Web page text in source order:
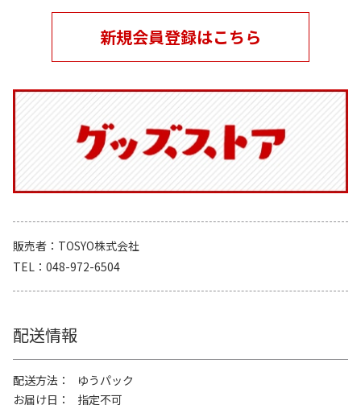
新規会員登録はこちら
販売者
TOSYO株式会社
TEL
048-972-6504
配送情報
配送方法
ゆうパック
お届け日
指定不可